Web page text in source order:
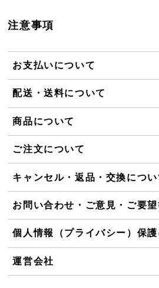
注意事項
お支払いについて
配送・送料について
商品について
ご注文について
キャンセル・返品・交換につい
お問い合わせ・ご意見・ご要望
個人情報（プライバシー）保
運営会社